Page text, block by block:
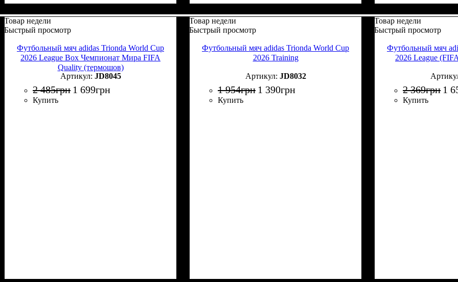
Товар недели
Быстрый просмотр
Футбольный мяч adidas Trionda World Cup
2026 League Box Чемпионат Мира FIFA
Quality (термошов)
JD8045
2 485грн 1 699грн
Купить
Товар недели
Быстрый просмотр
Футбольный мяч adidas Trionda World Cup
2026 Training
JD8032
1 954грн 1 390грн
Купить
Товар недели
Быстрый просмотр
Футбольный мяч
2026 League
2 369грн 1
Купить